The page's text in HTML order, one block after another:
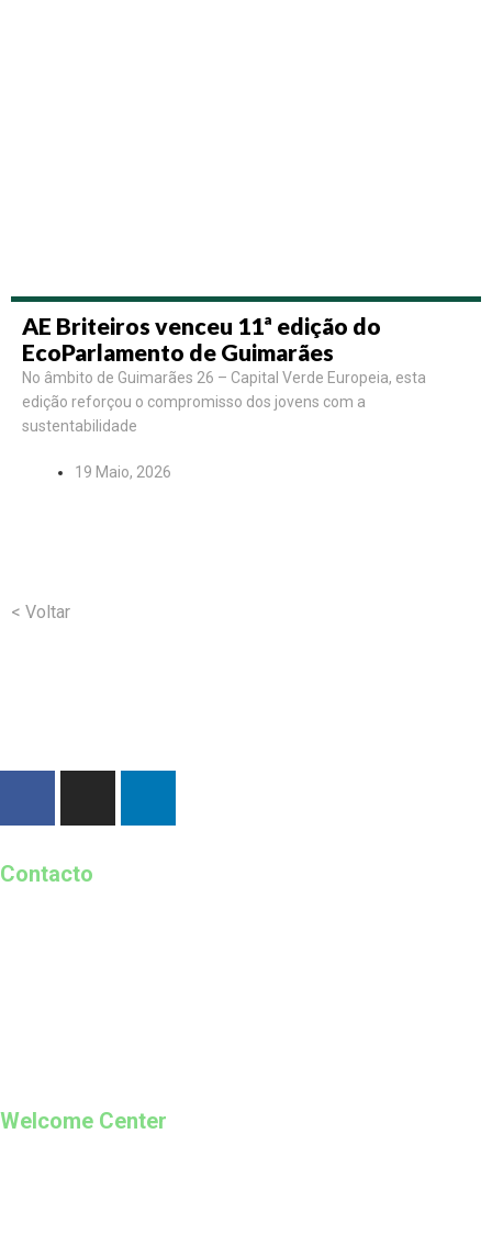
AE Briteiros venceu 11ª edição do
EcoParlamento de Guimarães
No âmbito de Guimarães 26 – Capital Verde Europeia, esta
edição reforçou o compromisso dos jovens com a
sustentabilidade
19 Maio, 2026
< Voltar
Contacto
Welcome Center